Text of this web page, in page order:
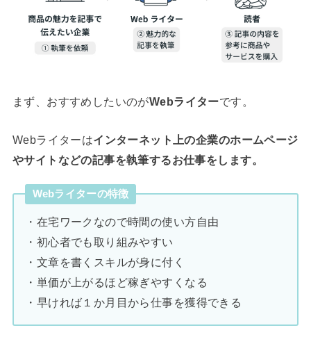
まず、おすすめしたいのがWebライターです。
Webライターはインターネット上の企業のホームページ
やサイトなどの記事を執筆するお仕事をします。
Webライターの特徴
・在宅ワークなので時間の使い方自由
・初心者でも取り組みやすい
・文章を書くスキルが身に付く
・単価が上がるほど稼ぎやすくなる
・早ければ１か月目から仕事を獲得できる